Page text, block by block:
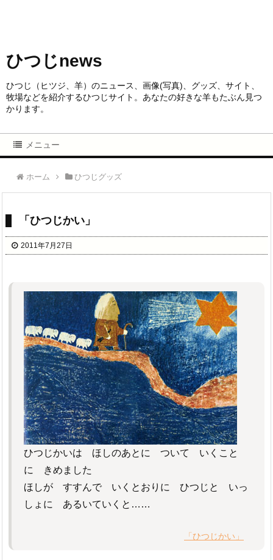
ひつじnews
ひつじ（ヒツジ、羊）のニュース、画像(写真)、グッズ、サイト、
牧場などを紹介するひつじサイト。あなたの好きな羊もたぶん見つ
かります。
メニュー
ホーム ひつじグッズ
「ひつじかい」
2011年7月27日
ひつじかいは ほしのあとに ついて いくこと
に きめました
ほしが すすんで いくとおりに ひつじと いっ
しょに あるいていくと……
「ひつじかい」